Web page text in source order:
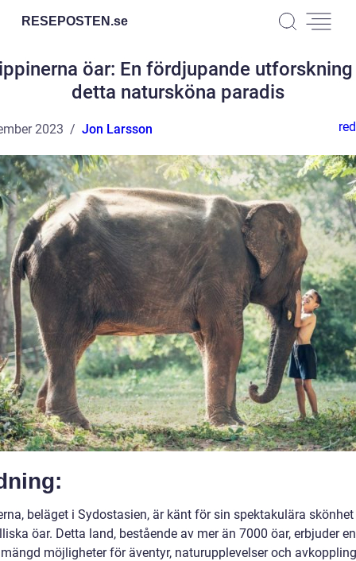
RESEPOSTEN.se
öar: En fördjupande
detta natursköna paradis
2023 Jon Larsson
beläget i Sydostasien, är känt för sin spektakulära
öar. Detta land, bestående av mer än 7000 öar, erbjuder en
möjligheter för äventyr, naturupplevelser och